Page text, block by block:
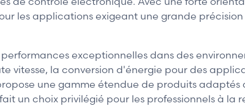
les applications exigeant une grande
exceptionnelles dans des
la conversion d'énergie pour des
une gamme étendue de produits
un choix privilégié pour les professionnels à la